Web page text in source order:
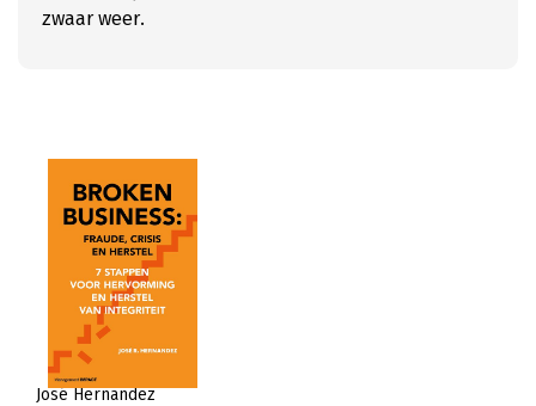
zwaar weer.
José Hernandez